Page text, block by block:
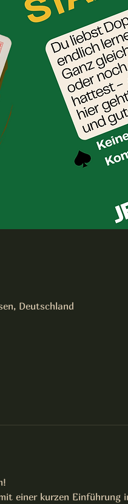
Deutschland
einer kurzen Einführung